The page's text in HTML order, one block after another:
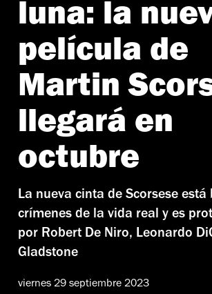
luna: la
película de
Martin
llegará en
octubre
La nueva cinta de Scorsese está
crímenes de la vida real y es
por Robert De Niro, Leonardo
Gladstone
viernes 29 septiembre 2023